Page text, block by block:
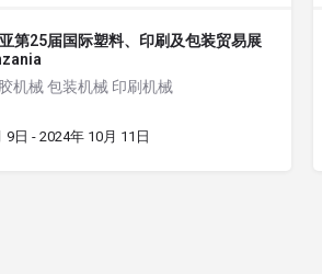
第25届国际塑料、印刷及包装贸易展
机械 包装机械 印刷机械
9日 - 2024年 10月 11日